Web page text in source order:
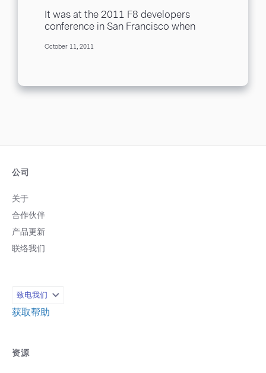
It was at the 2011 F8 developers
conference in San Francisco when
a new partnership...
October 11, 2011
公司
关于
合作伙伴
产品更新
联络我们
致电我们
获取帮助
资源